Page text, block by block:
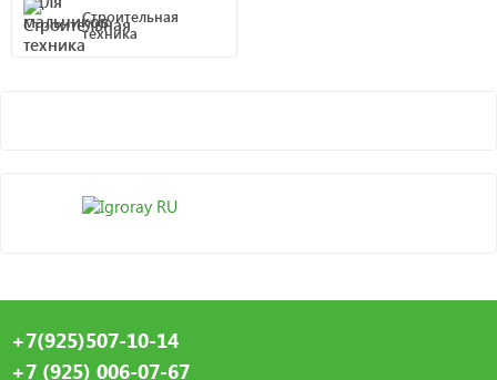
Строительная
техника
+7(925)507-10-14
+7 (925) 006-07-67